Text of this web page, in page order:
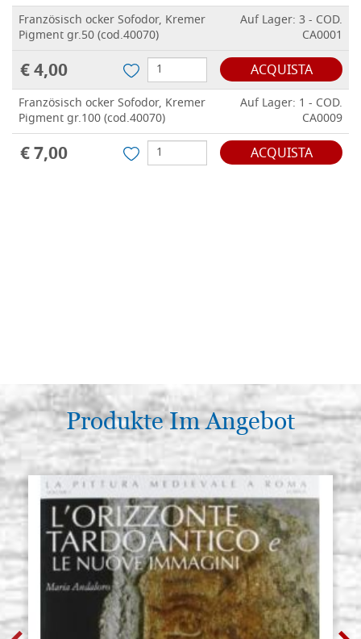
Französisch ocker Sofodor, Kremer
Pigment gr.50 (cod.40070)
Auf Lager: 3 - COD.
CA0001
€ 4,00 ACQUISTA
Französisch ocker Sofodor, Kremer
Pigment gr.100 (cod.40070)
Auf Lager: 1 - COD.
CA0009
€ 7,00 ACQUISTA
Produkte Im Angebot